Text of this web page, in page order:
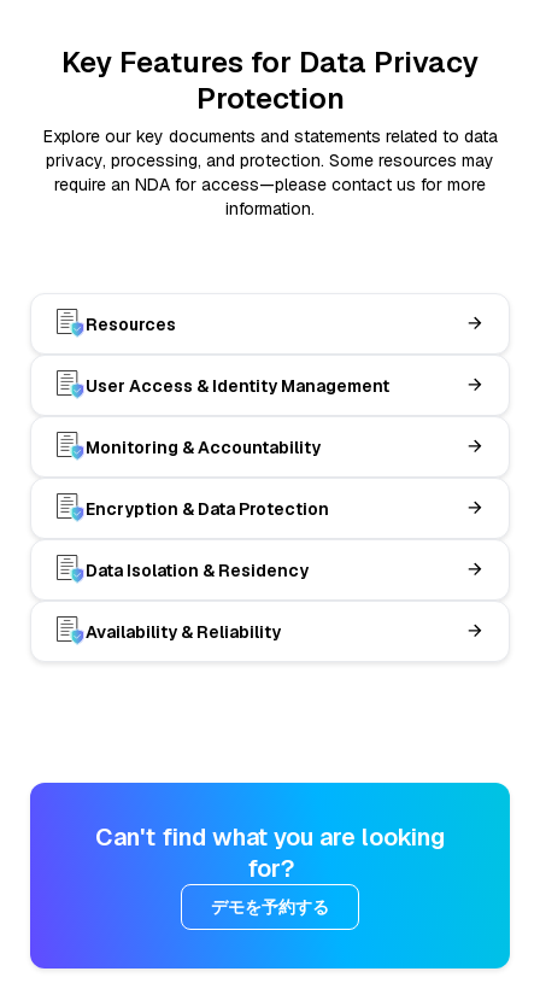
Key Features for Data Privacy
Protection
Explore our key documents and statements related to data
privacy, processing, and protection. Some resources may
require an NDA for access—please contact us for more
information.
Resources
User Access & Identity Management
Monitoring & Accountability
Encryption & Data Protection
Data Isolation & Residency
Availability & Reliability
Can't find what you are looking
for?
デモを予約する